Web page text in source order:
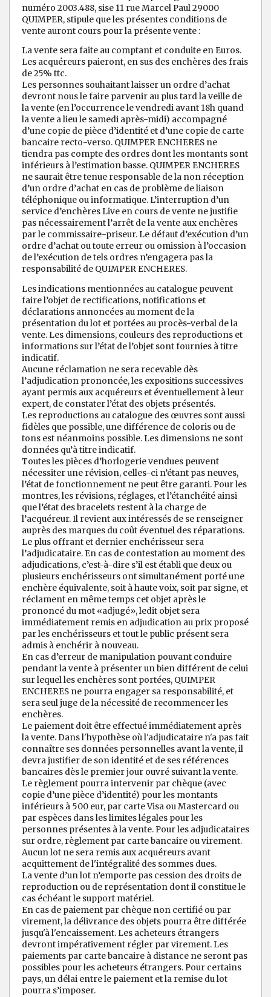
numéro 2003.488, sise 11 rue Marcel Paul 29000
QUIMPER, stipule que les présentes conditions de
vente auront cours pour la présente vente :
La vente sera faite au comptant et conduite en Euros.
Les acquéreurs paieront, en sus des enchères des frais
de 25% ttc.
Les personnes souhaitant laisser un ordre d’achat
devront nous le faire parvenir au plus tard la veille de
la vente (en l’occurrence le vendredi avant 18h quand
la vente a lieu le samedi après-midi) accompagné
d’une copie de pièce d’identité et d’une copie de carte
bancaire recto-verso. QUIMPER ENCHERES ne
tiendra pas compte des ordres dont les montants sont
inférieurs à l’estimation basse. QUIMPER ENCHERES
ne saurait être tenue responsable de la non réception
d’un ordre d’achat en cas de problème de liaison
téléphonique ou informatique. L’interruption d’un
service d’enchères Live en cours de vente ne justifie
pas nécessairement l’arrêt de la vente aux enchères
par le commissaire-priseur. Le défaut d’exécution d’un
ordre d’achat ou toute erreur ou omission à l’occasion
de l’exécution de tels ordres n’engagera pas la
responsabilité de QUIMPER ENCHERES.
Les indications mentionnées au catalogue peuvent
faire l’objet de rectifications, notifications et
déclarations annoncées au moment de la
présentation du lot et portées au procès-verbal de la
vente. Les dimensions, couleurs des reproductions et
informations sur l’état de l’objet sont fournies à titre
indicatif.
Aucune réclamation ne sera recevable dès
l’adjudication prononcée, les expositions successives
ayant permis aux acquéreurs et éventuellement à leur
expert, de constater l’état des objets présentés.
Les reproductions au catalogue des œuvres sont aussi
fidèles que possible, une différence de coloris ou de
tons est néanmoins possible. Les dimensions ne sont
données qu’à titre indicatif.
Toutes les pièces d’horlogerie vendues peuvent
nécessiter une révision, celles-ci n’étant pas neuves,
l’état de fonctionnement ne peut être garanti. Pour les
montres, les révisions, réglages, et l’étanchéité ainsi
que l’état des bracelets restent à la charge de
l’acquéreur. Il revient aux intéressés de se renseigner
auprès des marques du coût éventuel des réparations.
Le plus offrant et dernier enchérisseur sera
l’adjudicataire. En cas de contestation au moment des
adjudications, c’est-à-dire s’il est établi que deux ou
plusieurs enchérisseurs ont simultanément porté une
enchère équivalente, soit à haute voix, soit par signe, et
réclament en même temps cet objet après le
prononcé du mot «adjugé», ledit objet sera
immédiatement remis en adjudication au prix proposé
par les enchérisseurs et tout le public présent sera
admis à enchérir à nouveau.
En cas d’erreur de manipulation pouvant conduire
pendant la vente à présenter un bien différent de celui
sur lequel les enchères sont portées, QUIMPER
ENCHERES ne pourra engager sa responsabilité, et
sera seul juge de la nécessité de recommencer les
enchères.
Le paiement doit être effectué immédiatement après
la vente. Dans l'hypothèse où l'adjudicataire n'a pas fait
connaître ses données personnelles avant la vente, il
devra justifier de son identité et de ses références
bancaires dès le premier jour ouvré suivant la vente.
Le règlement pourra intervenir par chèque (avec
copie d’une pièce d’identité) pour les montants
inférieurs à 500 eur, par carte Visa ou Mastercard ou
par espèces dans les limites légales pour les
personnes présentes à la vente. Pour les adjudicataires
sur ordre, règlement par carte bancaire ou virement.
Aucun lot ne sera remis aux acquéreurs avant
acquittement de l'intégralité des sommes dues.
La vente d’un lot n’emporte pas cession des droits de
reproduction ou de représentation dont il constitue le
cas échéant le support matériel.
En cas de paiement par chèque non certifié ou par
virement, la délivrance des objets pourra être différée
jusqu'à l'encaissement. Les acheteurs étrangers
devront impérativement régler par virement. Les
paiements par carte bancaire à distance ne seront pas
possibles pour les acheteurs étrangers. Pour certains
pays, un délai entre le paiement et la remise du lot
pourra s’imposer.